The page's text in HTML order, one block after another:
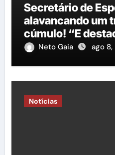
Secretário de
alavancando um
cúmulo! “E
importância do
poliesportiva”
Neto Gaia ago
Notícias